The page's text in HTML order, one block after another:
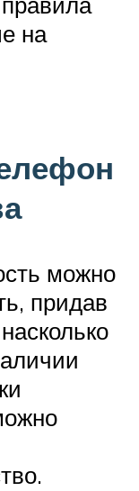
на
можно
придав